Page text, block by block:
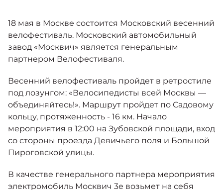
от 2 237 000 ₽*
управлением (РУ)
Кроссовер, создающий равные
возможности
от 2 069 000 ₽*
Москвич 8
Практичный семиместный
от 3 125 000 ₽*
Кредитные программы
Калькулятор трейд-ин
Страховые программы
Моторное масло
СЕРВИСНЫЕ АКЦИИ
АКСЕССУАРЫ
КОНТАКТЫ
18 мая в Москве состоится Московский весенний
велофестиваль. Московский автомобильный
завод «Москвич» является генеральным
партнером Велофестиваля.
Весенний велофестиваль пройдет в ретростиле
под лозунгом: «Велосипедисты всей Москвы —
объединяйтесь!». Маршрут пройдет по Садовому
кольцу, протяженность - 16 км. Начало
мероприятия в 12:00 на Зубовской площади, вход
со стороны проезда Девичьего поля и Большой
Пироговской улицы.
В качестве генерального партнера мероприятия
электромобиль Москвич 3е возьмет на себя